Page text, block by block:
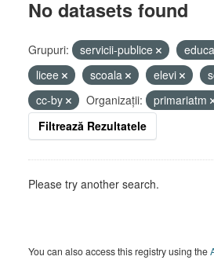
No datasets found
Grupuri: servicii-publice
licee
scoala elevi
cc-by
Organizații:
primariatm
Filtrează Rezultatele
Please try another search.
You can also access this registry using the